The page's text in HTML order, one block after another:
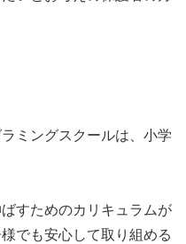
ミングスクールは、小学
すためのカリキュラムが
でも安心して取り組める